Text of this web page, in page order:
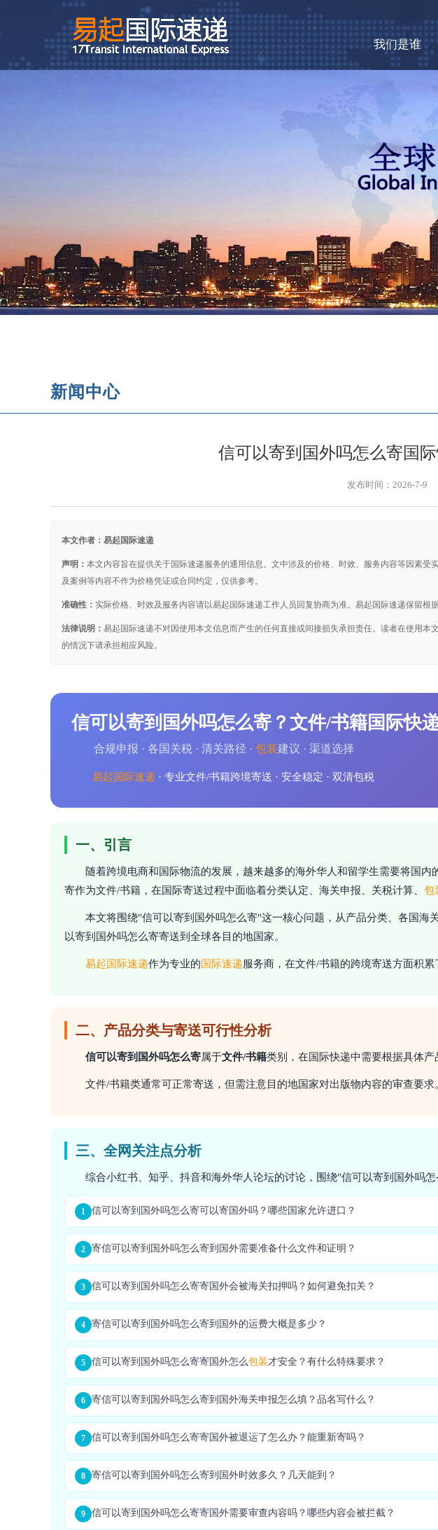
我们是谁
新闻中心
信可以寄到国外吗怎么寄国
发布时间：2026-7-9
本文作者：易起国际速递
声明： 本文内容旨在提供关于国际速递服务的通用信息。文中涉及的价格、时效、服务内容等因素
及案例等内容不作为价格凭证或合同约定，仅供参考。
准确性： 实际价格、时效及服务内容请以易起国际速递工作人员回复协商为准。易起国际速递保留根
法律说明： 易起国际速递不对因使用本文信息而产生的任何直接或间接损失承担责任。读者在使用
的情况下请承担相应风险。
信可以寄到国外吗怎么寄？文件/书籍国际快
合规申报 · 各国关税 · 清关路径 · 包装建议 · 渠道选择
易起 国际速递 · 专业文件/书籍跨境寄送 · 安全稳定 · 双清包税
一、引言
随着跨境电商和国际物流的发展，越来越多的海外华人和留学生需要将国
寄作为文件/书籍，在国际寄送过程中面临着分类认定、海关申报、关税计算、 包
本文将围绕"信可以寄到国外吗怎么寄"这一核心问题，从产品分类、各国海
以寄到国外吗怎么寄寄送到全球各目的地国家。
易起 国际速递作为专业的 国际速递 服务商，在文件/书籍的跨境寄送方面积
二、产品分类与寄送可行性分析
信可以寄到国外吗怎么寄属于文件/书籍类别，在国际快递中需要根据具体产
文件/书籍类通常可正常寄送，但需注意目的地国家对出版物内容的审查要求
三、全网关注点分析
综合小红书、知乎、抖音和海外华人论坛的讨论，围绕"信可以寄到国外吗
1 信可以寄到国外吗怎么寄可以寄国外吗？哪些国家允许进口？
2 寄信可以寄到国外吗怎么寄到国外需要准备什么文件和证明？
3 信可以寄到国外吗怎么寄寄国外会被海关扣押吗？如何避免扣关？
4 寄信可以寄到国外吗怎么寄到国外的运费大概是多少？
5 信可以寄到国外吗怎么寄寄国外怎么包装才安全？有什么特殊要求？
6 寄信可以寄到国外吗怎么寄到国外海关申报怎么填？品名写什么？
7 信可以寄到国外吗怎么寄寄国外被退运了怎么办？能重新寄吗？
8 寄信可以寄到国外吗怎么寄到国外时效多久？几天能到？
9 信可以寄到国外吗怎么寄寄国外需要审查内容吗？哪些内容会被拦截？